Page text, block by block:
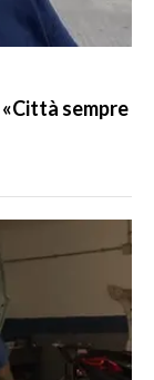
sempre